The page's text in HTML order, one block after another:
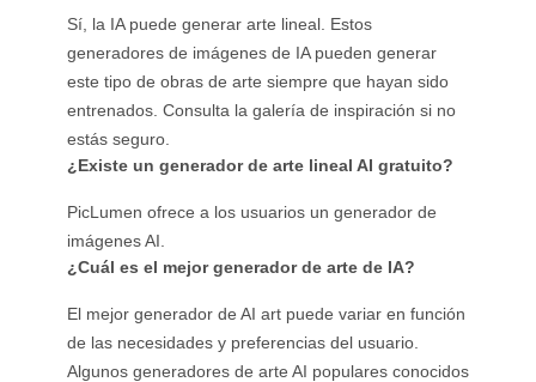
Sí, la IA puede generar arte lineal. Estos
generadores de imágenes de IA pueden generar
este tipo de obras de arte siempre que hayan sido
entrenados. Consulta la galería de inspiración si no
estás seguro.
¿Existe un generador de arte lineal AI gratuito?
PicLumen ofrece a los usuarios un generador de
imágenes AI.
¿Cuál es el mejor generador de arte de IA?
El mejor generador de AI art puede variar en función
de las necesidades y preferencias del usuario.
Algunos generadores de arte AI populares conocidos